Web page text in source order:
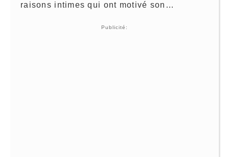
raisons intimes qui ont motivé son…
Publicité: